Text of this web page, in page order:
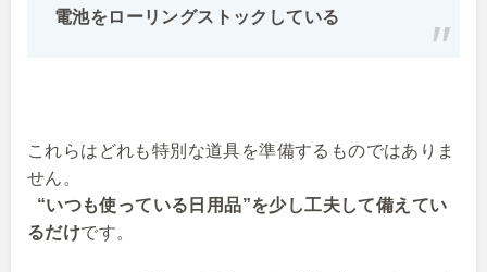
電池をローリングストックしている
これらはどれも特別な道具を準備するものではありま
せん。
“いつも使っている日用品”を少し工夫して備えてい
るだけです。